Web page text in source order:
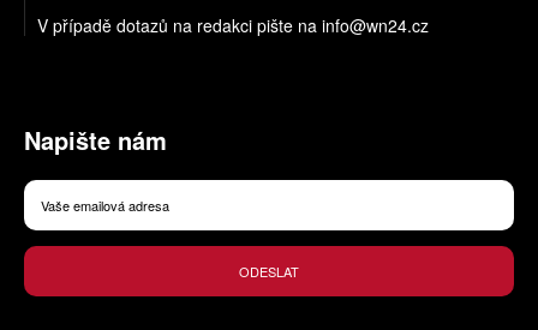
V případě dotazů na redakci pište na info@wn24.cz
Napište nám
ODESLAT